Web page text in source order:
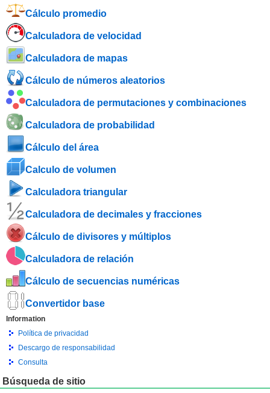
Cálculo promedio
Calculadora de velocidad
Calculadora de mapas
Cálculo de números aleatorios
Calculadora de permutaciones y combinaciones
Calculadora de probabilidad
Cálculo del área
Calculo de volumen
Calculadora triangular
Calculadora de decimales y fracciones
Cálculo de divisores y múltiplos
Calculadora de relación
Cálculo de secuencias numéricas
Convertidor base
Information
Política de privacidad
Descargo de responsabilidad
Consulta
Búsqueda de sitio